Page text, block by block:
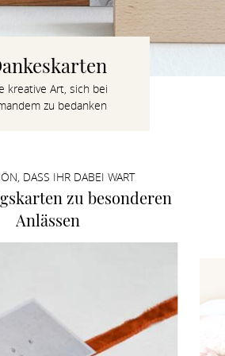
kreative Art, sich bei
zu bedanken
DASS IHR DABEI WART
zu besonderen
Anlässen